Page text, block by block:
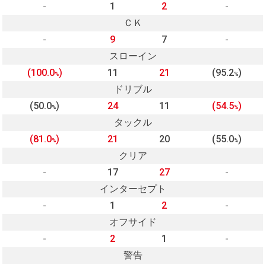
-
1 2
-
ＣＫ
-
9 7
-
スローイン
(100.0%) 11 21 (95.2%)
ドリブル
(50.0%) 24 11 (54.5%)
タックル
(81.0%) 21 20 (55.0%)
クリア
-
17 27
-
インターセプト
-
1 2
-
オフサイド
-
2 1
-
警告